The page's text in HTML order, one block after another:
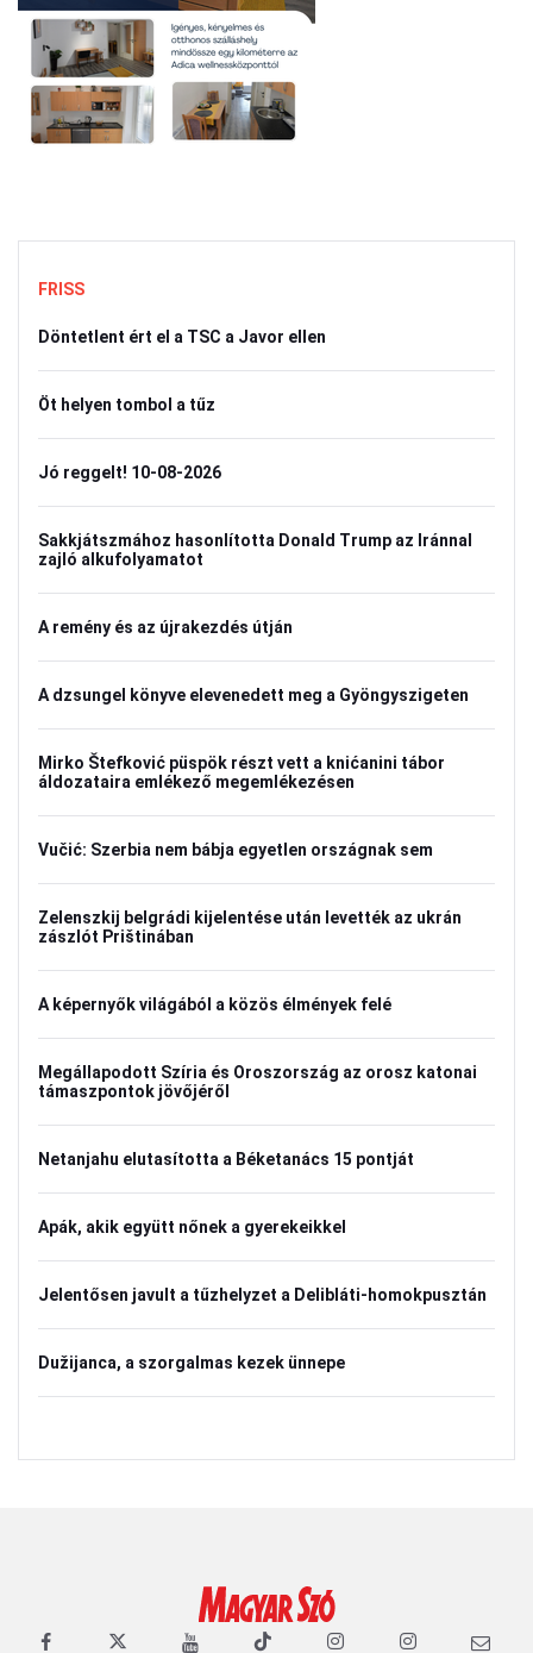
FRISS
Döntetlent ért el a TSC a Javor ellen
Öt helyen tombol a tűz
Jó reggelt! 10-08-2026
Sakkjátszmához hasonlította Donald Trump az Iránnal
zajló alkufolyamatot
A remény és az újrakezdés útján
A dzsungel könyve elevenedett meg a Gyöngyszigeten
Mirko Štefković püspök részt vett a knićanini tábor
áldozataira emlékező megemlékezésen
Vučić: Szerbia nem bábja egyetlen országnak sem
Zelenszkij belgrádi kijelentése után levették az ukrán
zászlót Prištinában
A képernyők világából a közös élmények felé
Megállapodott Szíria és Oroszország az orosz katonai
támaszpontok jövőjéről
Netanjahu elutasította a Béketanács 15 pontját
Apák, akik együtt nőnek a gyerekeikkel
Jelentősen javult a tűzhelyzet a Delibláti-homokpusztán
Dužijanca, a szorgalmas kezek ünnepe